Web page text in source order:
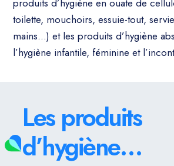
produits d’hygiène en ouate de
toilette, mouchoirs, essuie-tout,
mains…) et les produits d’hygiène
l’hygiène infantile, féminine et
Les produits
d’hygiène…